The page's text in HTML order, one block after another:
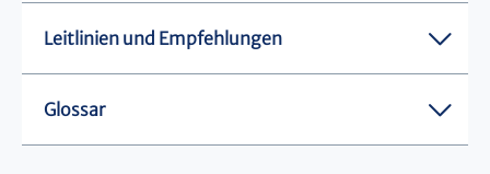
Leitlinien und Empfehlungen
Glossar